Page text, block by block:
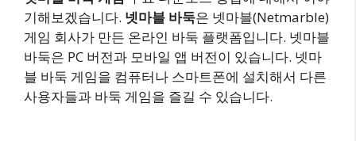
기해보겠습니다. 넷마블 바둑은 넷마블(Netmarble)
게임 회사가 만든 온라인 바둑 플랫폼입니다. 넷마블
바둑은 PC 버전과 모바일 앱 버전이 있습니다. 넷마
블 바둑 게임을 컴퓨터나 스마트폰에 설치해서 다른
사용자들과 바둑 게임을 즐길 수 있습니다.